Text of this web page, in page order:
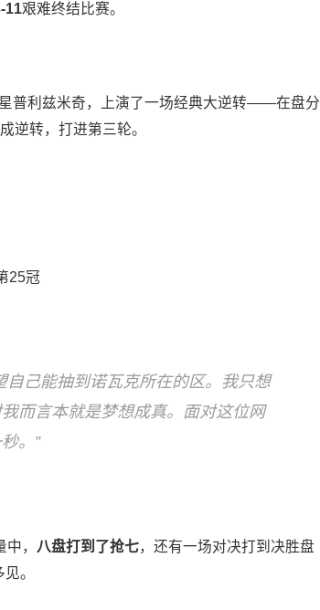
11艰难终结比赛。
普利兹米奇，上演了一场经典大逆转——在盘分
逆转，打进第三轮。
25冠
己能抽到诺瓦克所在的区。我只想
而言本就是梦想成真。面对这位网
。”
， 八盘打到了抢七，还有一场对决打到决胜盘
。